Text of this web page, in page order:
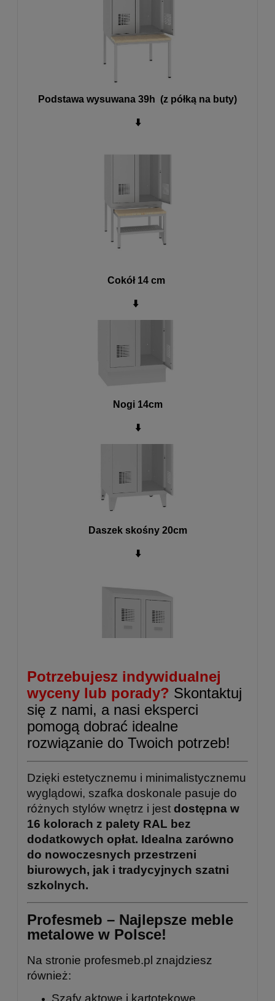
Podstawa wysuwana 39h (z półką na buty)
⬇️
Cokół 14 cm
⬇️
Nogi 14cm
⬇️
Daszek skośny 20cm
⬇️
Potrzebujesz indywidualnej
wyceny lub porady? Skontaktuj
się z nami, a nasi eksperci
pomogą dobrać idealne
rozwiązanie do Twoich potrzeb!
Dzięki estetycznemu i minimalistycznemu
wyglądowi, szafka doskonale pasuje do
różnych stylów wnętrz i jest dostępna w
16 kolorach z palety RAL bez
dodatkowych opłat. Idealna zarówno
do nowoczesnych przestrzeni
biurowych, jak i tradycyjnych szatni
szkolnych.
Profesmeb – Najlepsze meble
metalowe w Polsce!
Na stronie profesmeb.pl znajdziesz
również:
Szafy aktowe i kartotekowe